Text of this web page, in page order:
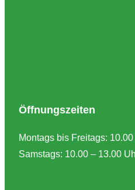
Öffnungszeiten
Montags bis Freitags:
Samstags: 10.00 – 13.00